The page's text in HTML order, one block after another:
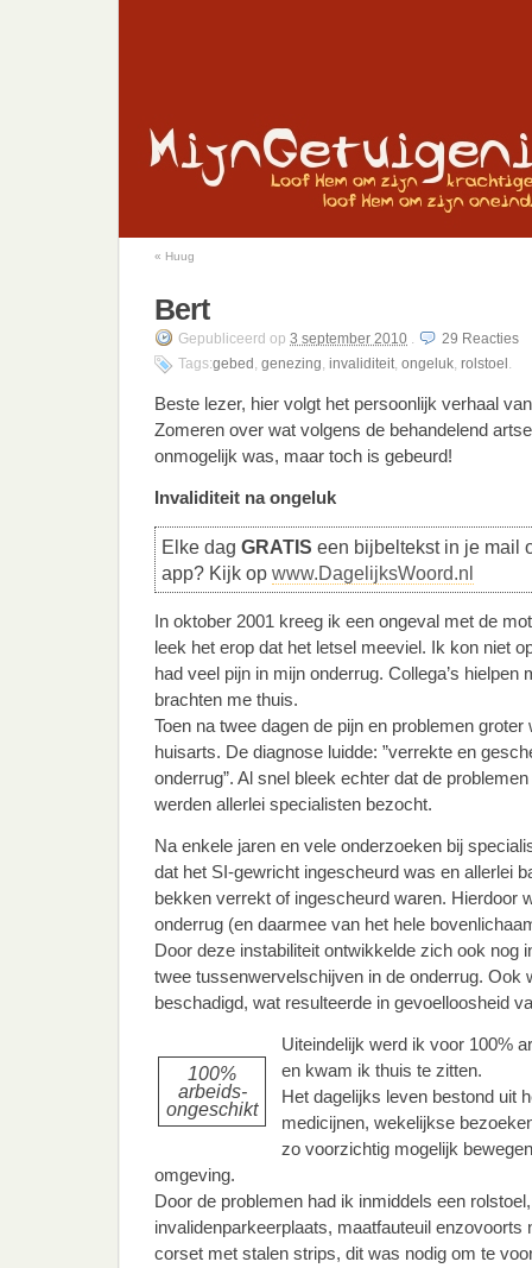
« Huug
Bert
Gepubliceerd op 3 september 2010 . 29 Reacties
Tags:gebed , genezing, invaliditeit, ongeluk, rolstoel .
Beste lezer, hier volgt het persoonlijk verhaal
Zomeren over wat volgens de behandelend
onmogelijk was, maar toch is gebeurd!
Invaliditeit na ongeluk
Elke dag GRATIS een bijbeltekst in je mail
app? Kijk op www.DagelijksWoord.nl
In oktober 2001 kreeg ik een ongeval met de
leek het erop dat het letsel meeviel. Ik kon niet
had veel pijn in mijn onderrug. Collega’s hielpen
brachten me thuis.
Toen na twee dagen de pijn en problemen
huisarts. De diagnose luidde: ”verrekte en
onderrug”. Al snel bleek echter dat de
werden allerlei specialisten bezocht.
Na enkele jaren en vele onderzoeken bij
dat het SI-gewricht ingescheurd was en allerlei
bekken verrekt of ingescheurd waren. Hierdoor
onderrug (en daarmee van het hele
Door deze instabiliteit ontwikkelde zich ook nog
twee tussenwervelschijven in de onderrug. Ook
beschadigd, wat resulteerde in gevoelloosheid
100%
arbeids-
ongeschikt
Uiteindelijk werd ik voor 100%
en kwam ik thuis te zitten.
Het dagelijks leven bestond uit
medicijnen, wekelijkse
zo voorzichtig mogelijk
omgeving.
Door de problemen had ik inmiddels een
invalidenparkeerplaats, maatfauteuil enzovoorts
corset met stalen strips, dit was nodig om te